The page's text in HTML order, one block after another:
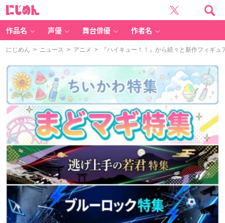
作品名 声優 舞台俳優 作者名
にじめん > ニュース > アニメ > 『ハイキュー！！』から続々と新作フィギュ